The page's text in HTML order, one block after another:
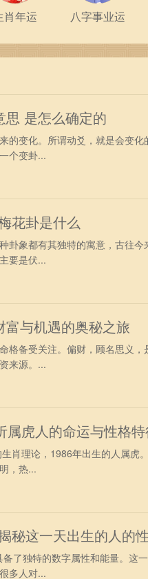
肖年运 八字事业运
思 是怎么确定的
变化。所谓动爻，就是会变化
个变卦...
花卦是什么
象都有其独特的寓意，古往今
要是伏...
与机遇的奥秘之旅
格备受关注。偏财，顾名思义
来源。...
属虎人的命运与性格
肖理论，1986年出生的人属虎
，热...
秘这一天出生的人的
了独特的数字属性和能量。这
多人对...